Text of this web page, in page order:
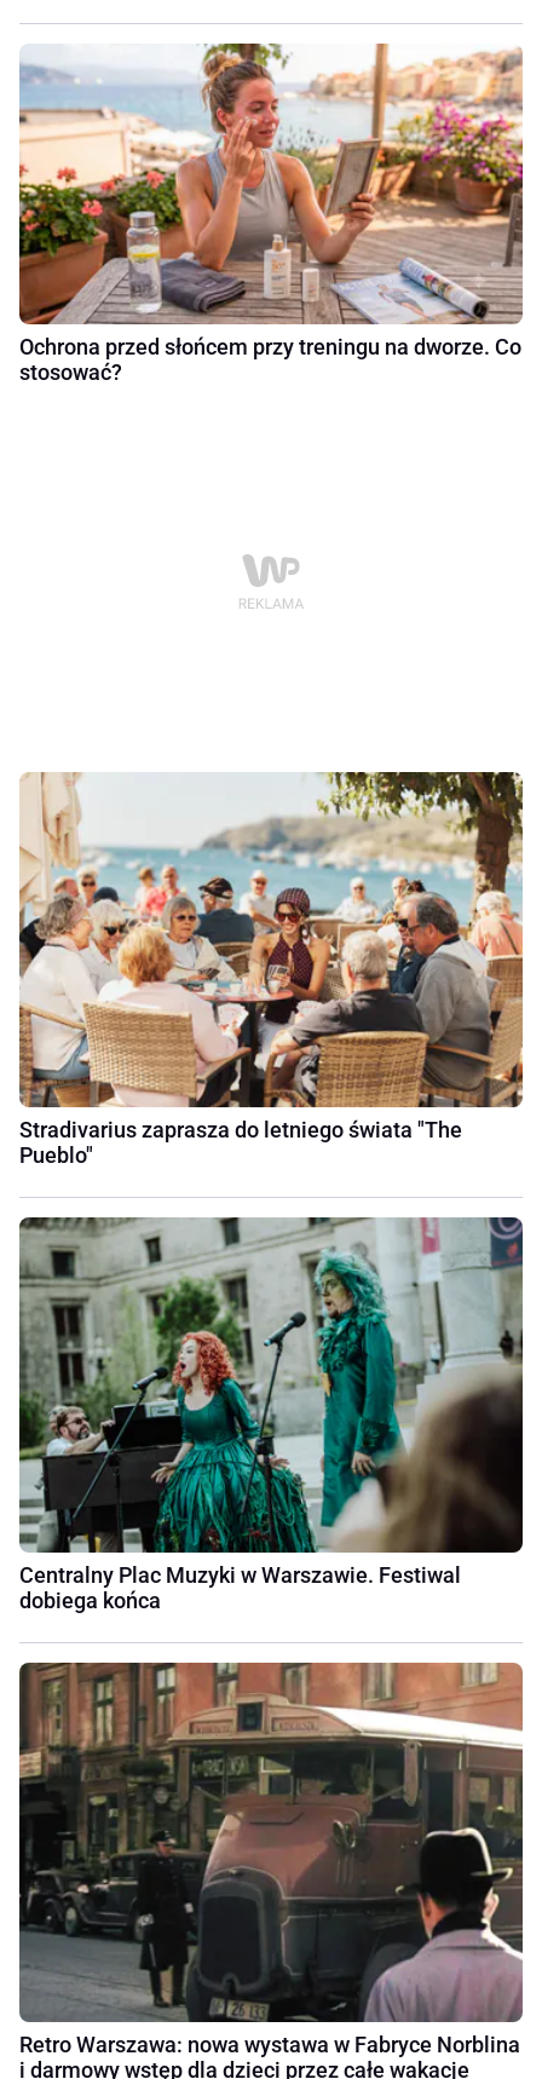
Ochrona przed słońcem przy treningu na dworze. Co
stosować?
Stradivarius zaprasza do letniego świata "The
Pueblo"
Centralny Plac Muzyki w Warszawie. Festiwal
dobiega końca
Retro Warszawa: nowa wystawa w Fabryce Norblina
i darmowy wstęp dla dzieci przez całe wakacje